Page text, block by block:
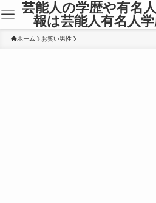
芸能人の学歴や有名
報は芸能人有名人
ホーム お笑い男性